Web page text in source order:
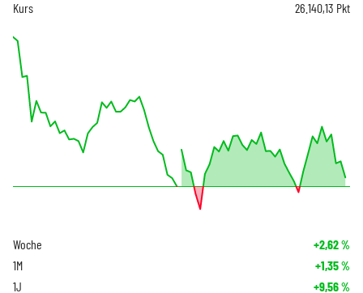
Kurs 26.140,13 Pkt
Woche +2,62%
1M +1,35%
1J +9,56%